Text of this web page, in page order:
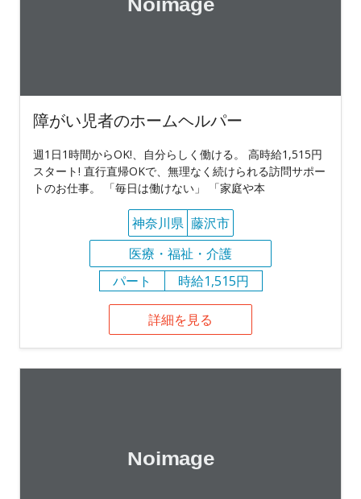
障がい児者のホームヘルパー
週1日1時間からOK!、自分らしく働ける。 高時給1,515円
スタート! 直行直帰OKで、無理なく続けられる訪問サポー
トのお仕事。 「毎日は働けない」 「家庭や本
神奈川県 藤沢市
医療・福祉・介護
パート
時給1,515円
詳細を見る